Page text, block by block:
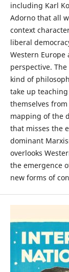
including Karl
Adorno that all
context
liberal
Western
perspective.
kind of
take up
themselves
mapping of the
that misses the
dominant
overlooks
the emergence
new forms of